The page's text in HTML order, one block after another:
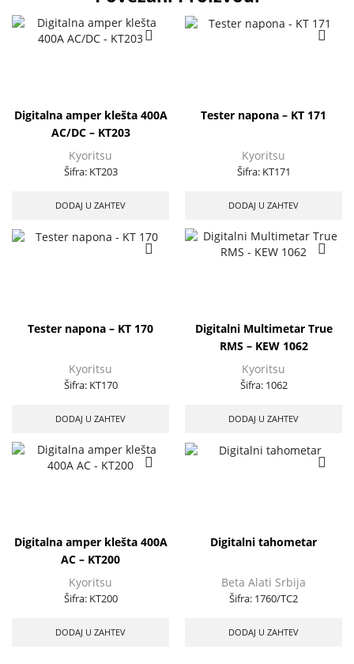
Digitalna amper klešta 400A
AC/DC – KT203
Kyoritsu
Šifra: KT203
DODAJ U ZAHTEV
Tester napona – KT 171
Kyoritsu
Šifra: KT171
DODAJ U ZAHTEV
Tester napona – KT 170
Kyoritsu
Šifra: KT170
DODAJ U ZAHTEV
Digitalni Multimetar True
RMS – KEW 1062
Kyoritsu
Šifra: 1062
DODAJ U ZAHTEV
Digitalna amper klešta 400A
AC – KT200
Kyoritsu
Šifra: KT200
DODAJ U ZAHTEV
Digitalni tahometar
Beta Alati Srbija
Šifra: 1760/TC2
DODAJ U ZAHTEV